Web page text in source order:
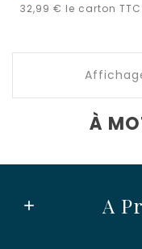
32,99 € le carton TTC
À
A
